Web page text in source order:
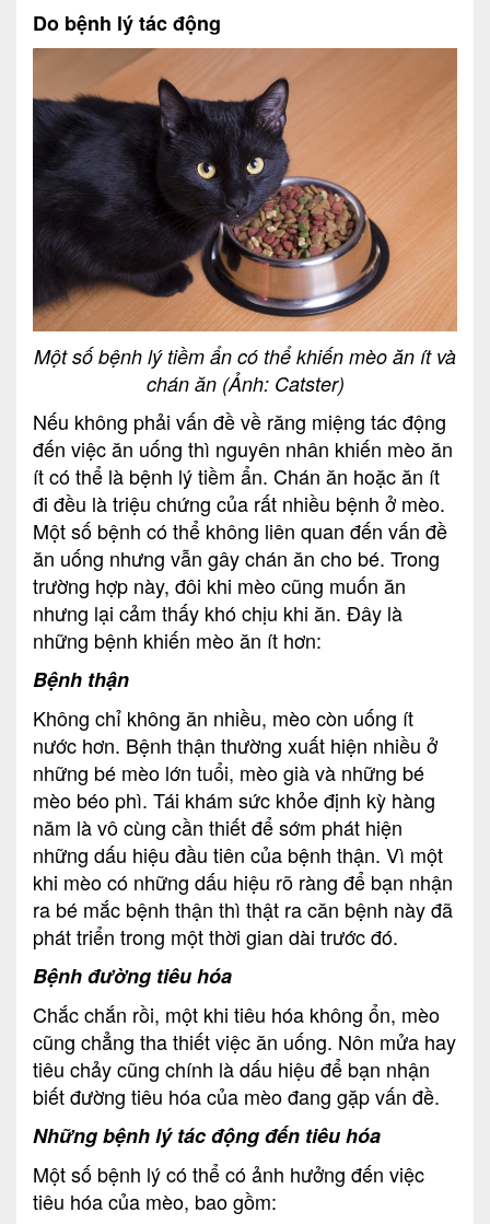
Do bệnh lý tác động
Một số bệnh lý tiềm ẩn có thể khiến mèo ăn ít và
chán ăn (Ảnh: Catster)
Nếu không phải vấn đề về răng miệng tác động
đến việc ăn uống thì nguyên nhân khiến mèo ăn
ít có thể là bệnh lý tiềm ẩn. Chán ăn hoặc ăn ít
đi đều là triệu chứng của rất nhiều bệnh ở mèo.
Một số bệnh có thể không liên quan đến vấn đề
ăn uống nhưng vẫn gây chán ăn cho bé. Trong
trường hợp này, đôi khi mèo cũng muốn ăn
nhưng lại cảm thấy khó chịu khi ăn. Đây là
những bệnh khiến mèo ăn ít hơn:
Bệnh thận
Không chỉ không ăn nhiều, mèo còn uống ít
nước hơn. Bệnh thận thường xuất hiện nhiều ở
những bé mèo lớn tuổi, mèo già và những bé
mèo béo phì. Tái khám sức khỏe định kỳ hàng
năm là vô cùng cần thiết để sớm phát hiện
những dấu hiệu đầu tiên của bệnh thận. Vì một
khi mèo có những dấu hiệu rõ ràng để bạn nhận
ra bé mắc bệnh thận thì thật ra căn bệnh này đã
phát triển trong một thời gian dài trước đó.
Bệnh đường tiêu hóa
Chắc chắn rồi, một khi tiêu hóa không ổn, mèo
cũng chẳng tha thiết việc ăn uống. Nôn mửa hay
tiêu chảy cũng chính là dấu hiệu để bạn nhận
biết đường tiêu hóa của mèo đang gặp vấn đề.
Những bệnh lý tác động đến tiêu hóa
Một số bệnh lý có thể có ảnh hưởng đến việc
tiêu hóa của mèo, bao gồm: